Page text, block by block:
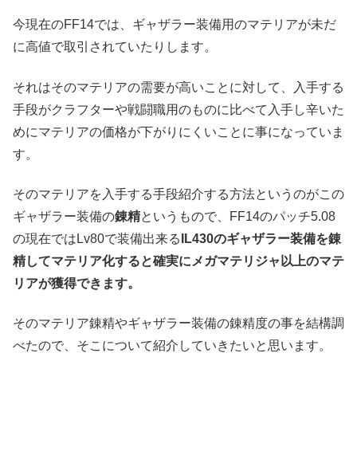
今現在のFF14では、ギャザラー装備用のマテリアが未だ
に高値で取引されていたりします。
それはそのマテリアの需要が高いことに対して、入手する
手段がクラフターや戦闘職用のものに比べて入手し辛いた
めにマテリアの価格が下がりにくいことに事になっていま
す。
そのマテリアを入手する手段紹介する方法というのがこの
ギャザラー装備の錬精というもので、FF14のパッチ5.08
の現在ではLv80で装備出来る IL430のギャザラー装備を錬
精してマテリア化すると確実にメガマテリジャ以上のマテ
リアが獲得できます。
そのマテリア錬精やギャザラー装備の錬精度の事を結構調
べたので、そこについて紹介していきたいと思います。